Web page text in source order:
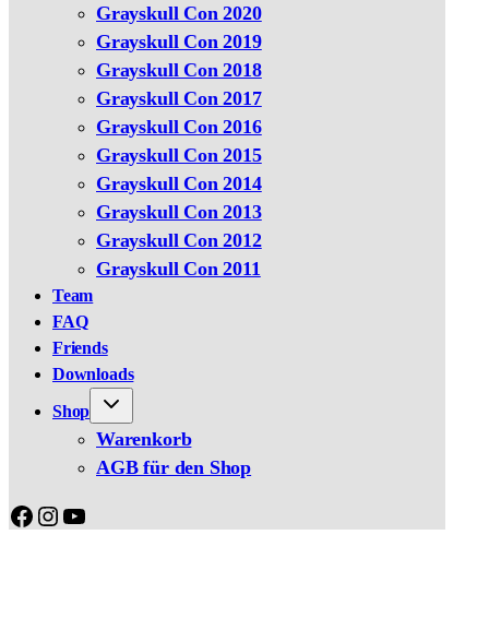
Grayskull Con 2020
Grayskull Con 2019
Grayskull Con 2018
Grayskull Con 2017
Grayskull Con 2016
Grayskull Con 2015
Grayskull Con 2014
Grayskull Con 2013
Grayskull Con 2012
Grayskull Con 2011
Team
FAQ
Friends
Downloads
Shop
Warenkorb
AGB für den Shop
Facebook
Instagram
YouTube